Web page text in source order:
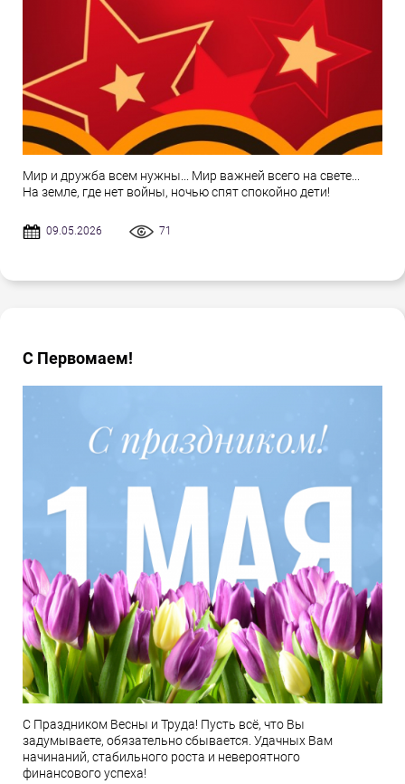
Мир и дружба всем нужны... Мир важней всего на свете...
На земле, где нет войны, ночью спят спокойно дети!
09.05.2026 71
С Первомаем!
С Праздником Весны и Труда! Пусть всё, что Вы
задумываете, обязательно сбывается. Удачных Вам
начинаний, стабильного роста и невероятного
финансового успеха!